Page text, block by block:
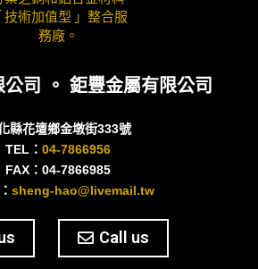
司 。 鉅豐金屬有限公司
縣花壇鄉金墩街333號
TEL： 04-7866956
FAX：04-7866985
sheng-hao@livemail.tw
Call us